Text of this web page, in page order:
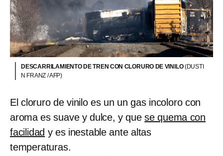
DESCARRILAMIENTO DE TREN CON CLORURO DE VINILO(DUSTI
N FRANZ / AFP)
El cloruro de vinilo es un un gas incoloro con
aroma es suave y dulce, y quese quema con
facilidad y es inestable ante altas
temperaturas.